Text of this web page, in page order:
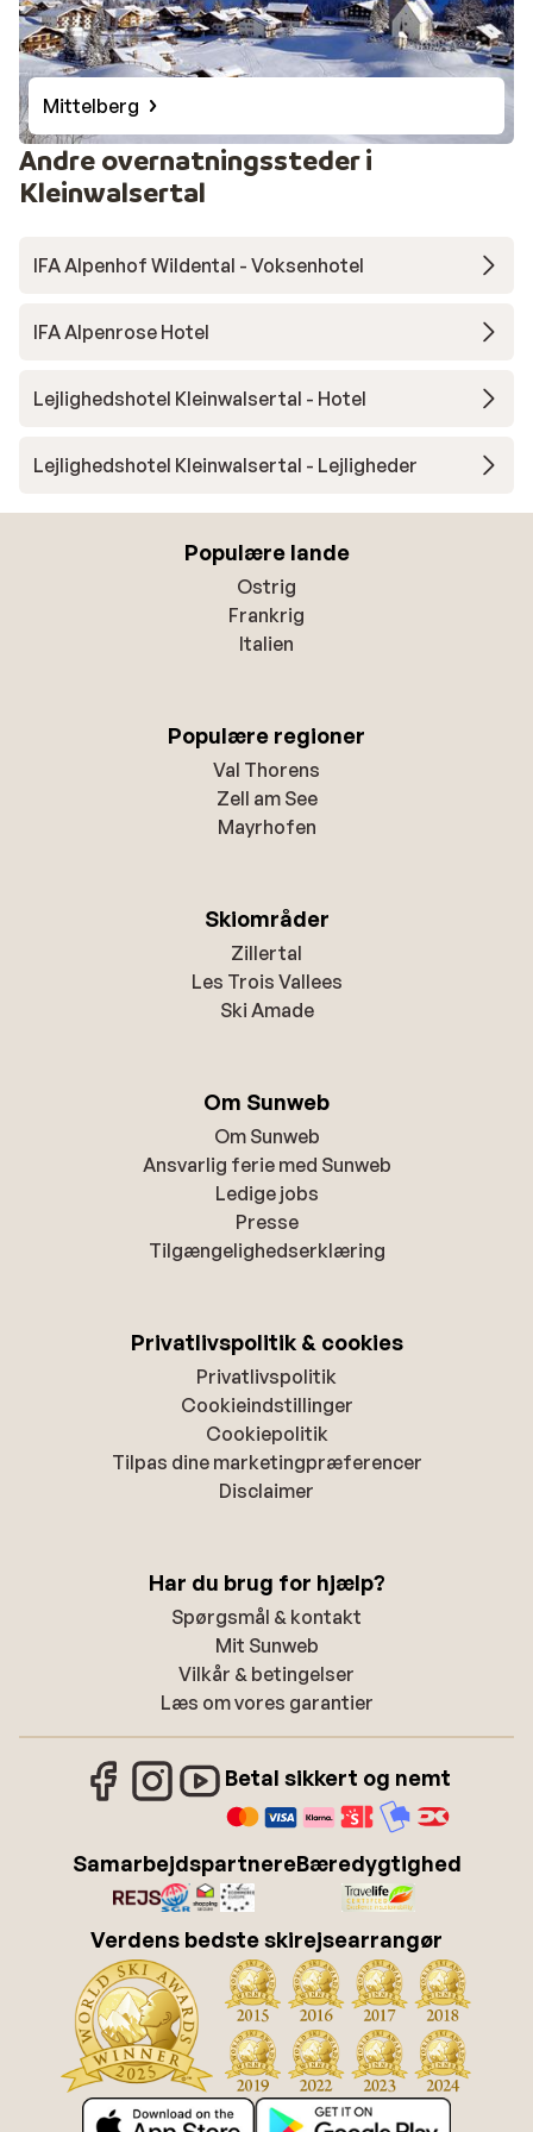
Mittelberg
Andre overnatningssteder i
Kleinwalsertal
IFA Alpenhof Wildental - Voksenhotel
IFA Alpenrose Hotel
Lejlighedshotel Kleinwalsertal - Hotel
Lejlighedshotel Kleinwalsertal - Lejligheder
Populære lande
Ostrig
Frankrig
Italien
Populære regioner
Val Thorens
Zell am See
Mayrhofen
Skiområder
Zillertal
Les Trois Vallees
Ski Amade
Om Sunweb
Om Sunweb
Ansvarlig ferie med Sunweb
Ledige jobs
Presse
Tilgængelighedserklæring
Privatlivspolitik & cookies
Privatlivspolitik
Cookieindstillinger
Cookiepolitik
Tilpas dine marketingpræferencer
Disclaimer
Har du brug for hjælp?
Spørgsmål & kontakt
Mit Sunweb
Vilkår & betingelser
Læs om vores garantier
Betal sikkert og nemt
SamarbejdspartnereBæredygtighed
Verdens bedste skirejsearrangør